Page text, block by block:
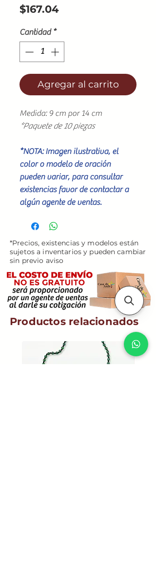
$167.04Precio
Cantidad *
Agregar al carrito
Medida: 9 cm por 14 cm
*Paquete de 10 piezas
*NOTA: Imagen ilustrativa, el
color o modelo de oración
pueden variar, para consultar
existencias favor de contactar a
algún agente de ventas.
*Precios, existencias y modelos están
sujetos a inventarios y pueden cambiar
sin previo aviso
Productos relacionados